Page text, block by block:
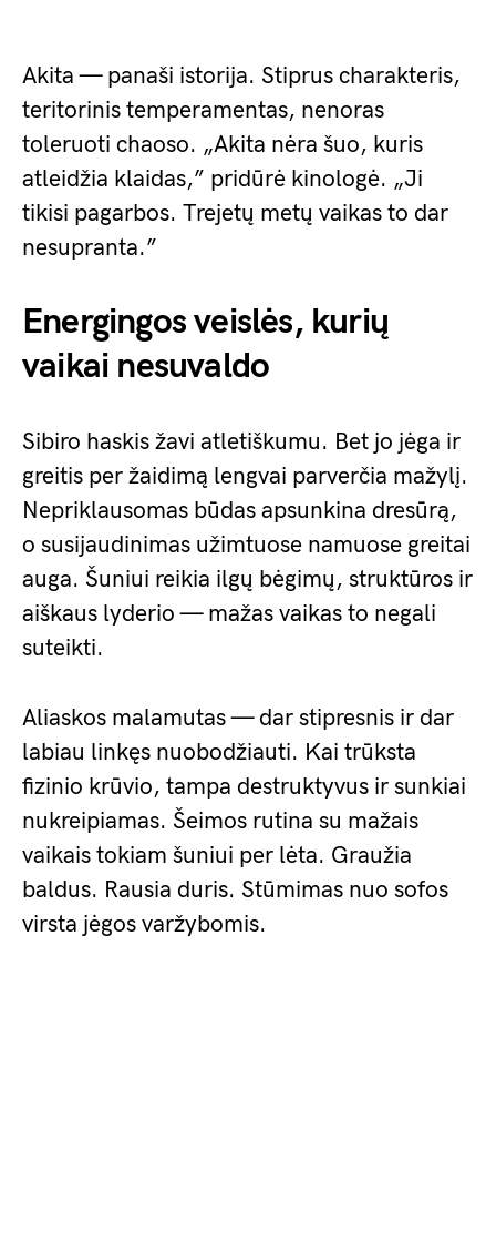
Akita — panaši istorija. Stiprus charakteris,
teritorinis temperamentas, nenoras
toleruoti chaoso. „Akita nėra šuo, kuris
atleidžia klaidas,” pridūrė kinologė. „Ji
tikisi pagarbos. Trejetų metų vaikas to dar
nesupranta.”
Energingos veislės, kurių
vaikai nesuvaldo
Sibiro haskis žavi atletiškumu. Bet jo jėga ir
greitis per žaidimą lengvai parverčia mažylį.
Nepriklausomas būdas apsunkina dresūrą,
o susijaudinimas užimtuose namuose greitai
auga. Šuniui reikia ilgų bėgimų, struktūros ir
aiškaus lyderio — mažas vaikas to negali
suteikti.
Aliaskos malamutas — dar stipresnis ir dar
labiau linkęs nuobodžiauti. Kai trūksta
fizinio krūvio, tampa destruktyvus ir sunkiai
nukreipiamas. Šeimos rutina su mažais
vaikais tokiam šuniui per lėta. Graužia
baldus. Rausia duris. Stūmimas nuo sofos
virsta jėgos varžybomis.